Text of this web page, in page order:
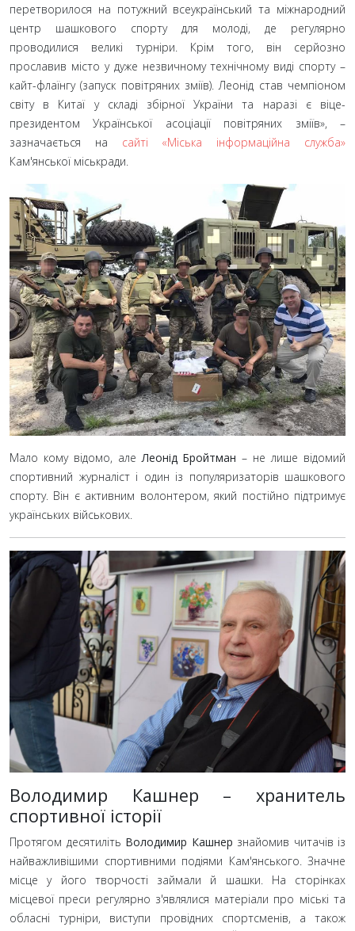
перетворилося на потужний всеукраїнський та міжнародний
центр шашкового спорту для молоді, де регулярно
проводилися великі турніри. Крім того, він серйозно
прославив місто у дуже незвичному технічному виді спорту –
кайт-флаїнгу (запуск повітряних зміїв). Леонід став чемпіоном
світу в Китаї у складі збірної України та наразі є віце-
президентом Української асоціації повітряних зміїв», –
зазначається на сайті «Міська інформаційна служба»
Кам'янської міськради.
Мало кому відомо, але Леонід Бройтман – не лише відомий
спортивний журналіст і один із популяризаторів шашкового
спорту. Він є активним волонтером, який постійно підтримує
українських військових.
Володимир Кашнер – хранитель
спортивної історії
Протягом десятиліть Володимир Кашнер знайомив читачів із
найважливішими спортивними подіями Кам'янського. Значне
місце у його творчості займали й шашки. На сторінках
місцевої преси регулярно з'являлися матеріали про міські та
обласні турніри, виступи провідних спортсменів, а також